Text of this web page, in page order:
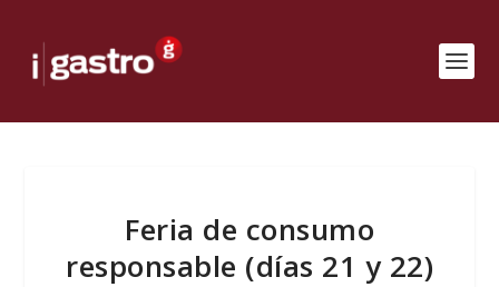
Feria de consumo
responsable (días 21 y 22)